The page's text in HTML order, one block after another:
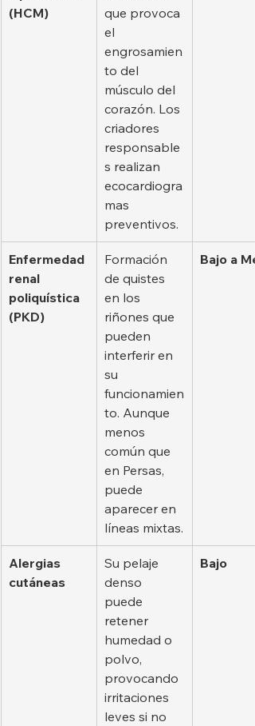
(HCM)
que provoca
el
engrosamien
to del
músculo del
corazón. Los
criadores
responsable
s realizan
ecocardiogra
mas
preventivos.
Enfermedad
renal
poliquística
(PKD)
Formación
de quistes
en los
riñones que
pueden
interferir en
su
funcionamien
to. Aunque
menos
común que
en Persas,
puede
aparecer en
líneas mixtas.
Bajo a
Alergias
cutáneas
Su pelaje
denso
puede
retener
humedad o
polvo,
provocando
irritaciones
leves si no
Bajo